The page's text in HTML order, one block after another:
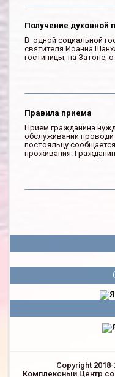
Получение духовной
В одной социальной
святителя Иоанна
гостиницы, на Затоне,
Правила приема
Прием гражданина
обслуживании
постояльцу
проживания.
Copyright
Комплексный Центр